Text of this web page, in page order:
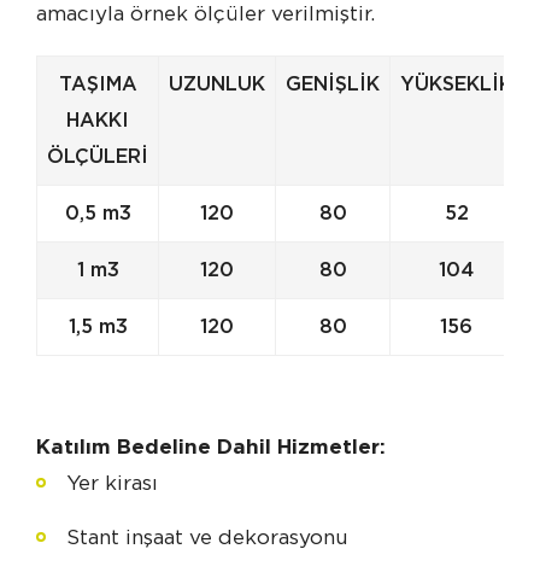
amacıyla örnek ölçüler verilmiştir.
TAŞIMA
HAKKI
ÖLÇÜLERİ
UZUNLUK GENİŞLİK YÜKSEKLİK
0,5 m3 120 80 52
1 m3 120 80 104
1,5 m3 120 80 156
Katılım Bedeline Dahil Hizmetler:
Yer kirası
Stant inşaat ve dekorasyonu